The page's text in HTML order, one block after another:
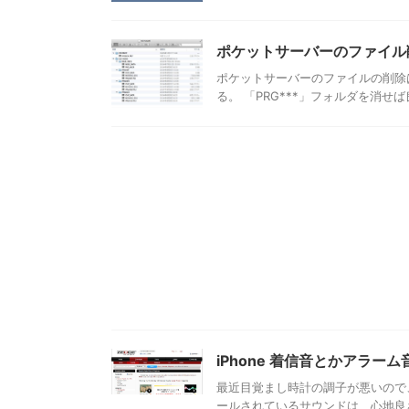
ポケットサーバーのファイ
ポケットサーバーのファイルの削
る。 「PRG***」フォルダを消せ
iPhone 着信音とかアラーム
最近目覚まし時計の調子が悪いの
ールされているサウンドは、心地